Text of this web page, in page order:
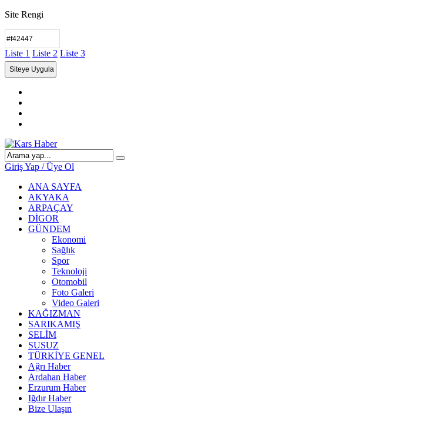
Site Rengi
Liste 1 Liste 2 Liste 3
Giriş Yap / Üye Ol
ANA SAYFA
AKYAKA
ARPAÇAY
DİGOR
GÜNDEM
Ekonomi
Sağlık
Spor
Teknoloji
Otomobil
Foto Galeri
Video Galeri
KAĞIZMAN
SARIKAMIŞ
SELİM
SUSUZ
TÜRKİYE GENEL
Ağrı Haber
Ardahan Haber
Erzurum Haber
Iğdır Haber
Bize Ulaşın